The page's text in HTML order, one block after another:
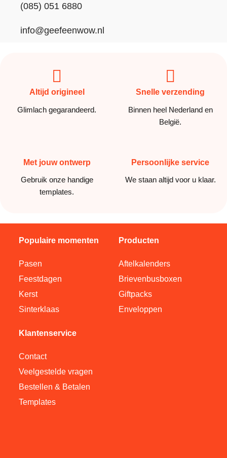
(085) 051 6880
info@geefeenwow.nl
Altijd origineel
Glimlach gegarandeerd.
Snelle verzending
Binnen heel Nederland en
België.
Met jouw ontwerp
Gebruik onze handige
templates.
Persoonlijke service
We staan altijd voor u klaar.
Populaire momenten
Pasen
Feestdagen
Kerst
Sinterklaas
Producten
Aftelkalenders
Brievenbusboxen
Giftpacks
Enveloppen
Klantenservice
Contact
Veelgestelde vragen
Bestellen & Betalen
Templates